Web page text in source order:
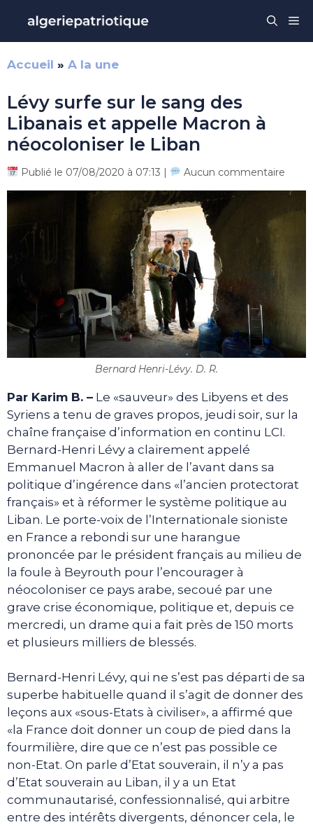
contenu
Accueil » A la une
Lévy surfe sur le sang des
Libanais et appelle Macron à
néocoloniser le Liban
Publié le 07/08/2020 à 07:13 | Aucun commentaire
Bernard Henri-Lévy. D. R.
Par Karim B. – Le «sauveur» des Libyens et des
Syriens a tenu de graves propos, jeudi soir, sur la
chaîne française d’information en continu LCI.
Bernard-Henri Lévy a clairement appelé
Emmanuel Macron à aller de l’avant dans sa
politique d’ingérence dans «l’ancien protectorat
français» et à réformer le système politique au
Liban. Le porte-voix de l’Internationale sioniste
en France a rebondi sur une harangue
prononcée par le président français au milieu de
la foule à Beyrouth pour l’encourager à
néocoloniser ce pays arabe, secoué par une
grave crise économique, politique et, depuis ce
mercredi, un drame qui a fait près de 150 morts
et plusieurs milliers de blessés.
Bernard-Henri Lévy, qui ne s’est pas départi de sa
superbe habituelle quand il s’agit de donner des
leçons aux «sous-Etats à civiliser», a affirmé que
«la France doit donner un coup de pied dans la
fourmilière, dire que ce n’est pas possible ce
non-Etat. On parle d’Etat souverain, il n’y a pas
d’Etat souverain au Liban, il y a un Etat
communautarisé, confessionnalisé, qui arbitre
entre des intérêts divergents, dénoncer cela, le